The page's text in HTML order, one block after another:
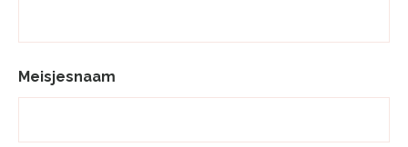
Meisjesnaam